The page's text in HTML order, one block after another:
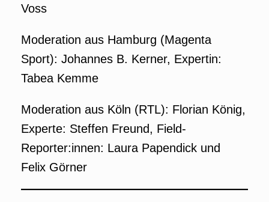
Voss
Moderation aus Hamburg (Magenta
Sport): Johannes B. Kerner, Expertin:
Tabea Kemme
Moderation aus Köln (RTL): Florian König,
Experte: Steffen Freund, Field-
Reporter:innen: Laura Papendick und
Felix Görner